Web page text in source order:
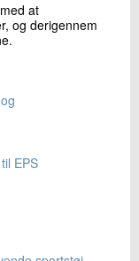
at
og derigennem
EPS